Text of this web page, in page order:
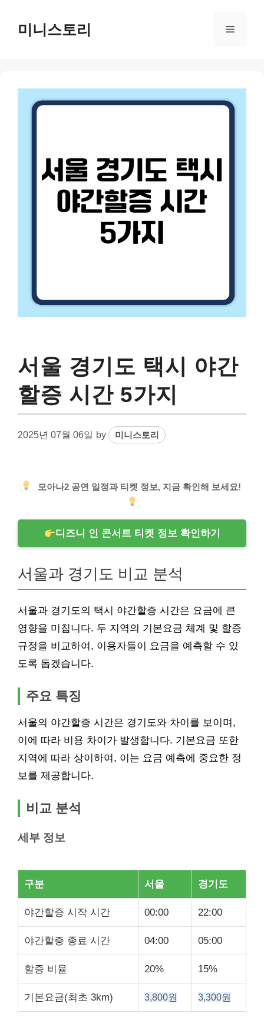
content미니스토리 Menu
서울 경기도 택시 야간
할증 시간 5가지
2025년 07월 06일 by 미니스토리
모아나2 공연 일정과 티켓 정보, 지금 확인해 보세요!
디즈니 인 콘서트 티켓 정보 확인하기
서울과 경기도 비교 분석
서울과 경기도의 택시 야간할증 시간은 요금에 큰
영향을 미칩니다. 두 지역의 기본요금 체계 및 할증
규정을 비교하여, 이용자들이 요금을 예측할 수 있
도록 돕겠습니다.
주요 특징
서울의 야간할증 시간은 경기도와 차이를 보이며,
이에 따라 비용 차이가 발생합니다. 기본요금 또한
지역에 따라 상이하여, 이는 요금 예측에 중요한 정
보를 제공합니다.
비교 분석
세부 정보
구분 서울 경기도
야간할증 시작 시간 00:00 22:00
야간할증 종료 시간 04:00 05:00
할증 비율 20% 15%
기본요금(최초 3km) 3,800원 3,300원